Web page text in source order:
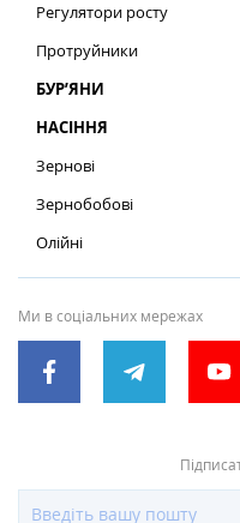
Регулятори росту
Протруйники
БУР’ЯНИ
НАСІННЯ
Зернові
Зернобобові
Олійні
Ми в соціальних мережах